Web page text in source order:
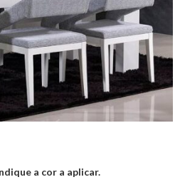
a cor a aplicar.